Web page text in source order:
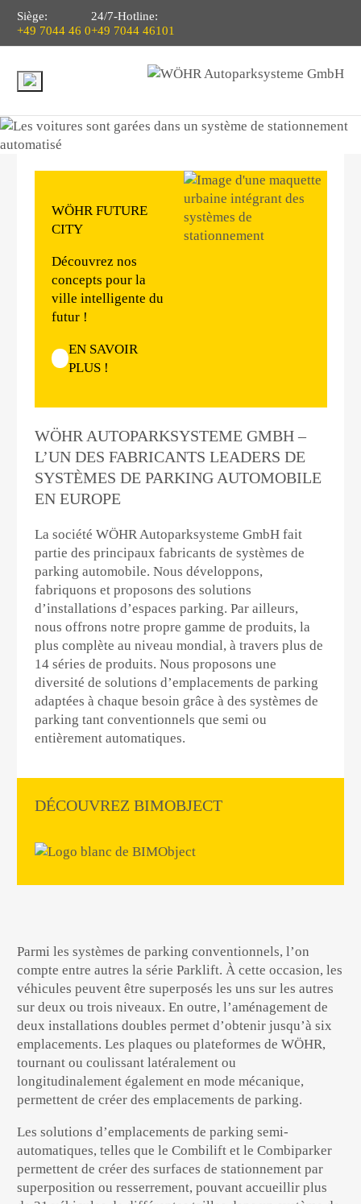
Siège:
+49 7044 46 0
24/7-Hotline:
+49 7044 46101
WÖHR FUTURE
CITY
Découvrez nos
concepts pour la
ville intelligente du
futur !
EN SAVOIR
PLUS !
WÖHR AUTOPARKSYSTEME GMBH –
L’UN DES FABRICANTS LEADERS DE
SYSTÈMES DE PARKING AUTOMOBILE
EN EUROPE
La société WÖHR Autoparksysteme GmbH fait
partie des principaux fabricants de systèmes de
parking automobile. Nous développons,
fabriquons et proposons des solutions
d’installations d’espaces parking. Par ailleurs,
nous offrons notre propre gamme de produits, la
plus complète au niveau mondial, à travers plus de
14 séries de produits. Nous proposons une
diversité de solutions d’emplacements de parking
adaptées à chaque besoin grâce à des systèmes de
parking tant conventionnels que semi ou
entièrement automatiques.
DÉCOUVREZ BIMOBJECT
Parmiles systèmes de parking conventionnels, l’on
compte entre autresla série Parklift. À cette occasion, les
véhicules peuvent être superposés les uns sur les autres
sur deux ou trois niveaux. En outre, l’aménagement de
deux installations doubles permet d’obtenir jusqu’à six
emplacements. Les plaques ou plateformes de WÖHR,
tournant ou coulissant latéralement ou
longitudinalement également en mode mécanique,
permettent de créer des emplacements de parking.
Les solutions d’emplacements deparking semi-
automatiques, telles que leCombilift et leCombiparker
permettent de créer des surfaces de stationnement par
superposition ou resserrement, pouvant accueillir plus